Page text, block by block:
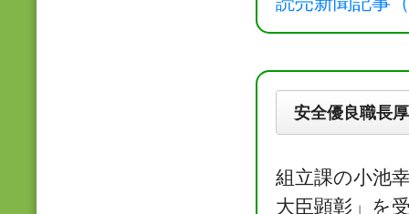
安全優良職長
組立課の小池
大臣顕彰」を